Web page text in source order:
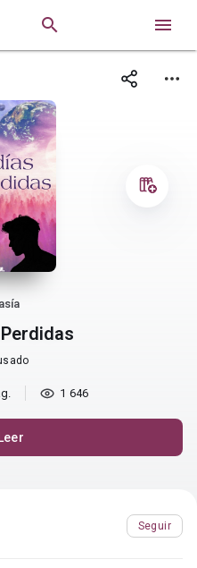
 
1 646
Leer
Seguir